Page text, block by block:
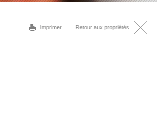
Imprimer Retour aux propriétés